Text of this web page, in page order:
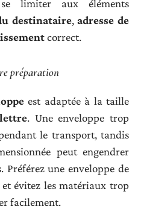
limiter aux éléments
destinataire,adresse de
correct.
préparation
est adaptée à la taille
lettre. Une enveloppe trop
le transport, tandis
peut engendrer
Préférez une enveloppe de
évitez les matériaux trop
facilement.